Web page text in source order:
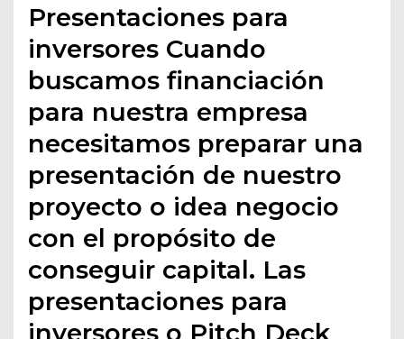
Presentaciones para
inversores Cuando
buscamos financiación
para nuestra empresa
necesitamos preparar una
presentación de nuestro
proyecto o idea negocio
con el propósito de
conseguir capital. Las
presentaciones para
inversores o Pitch Deck